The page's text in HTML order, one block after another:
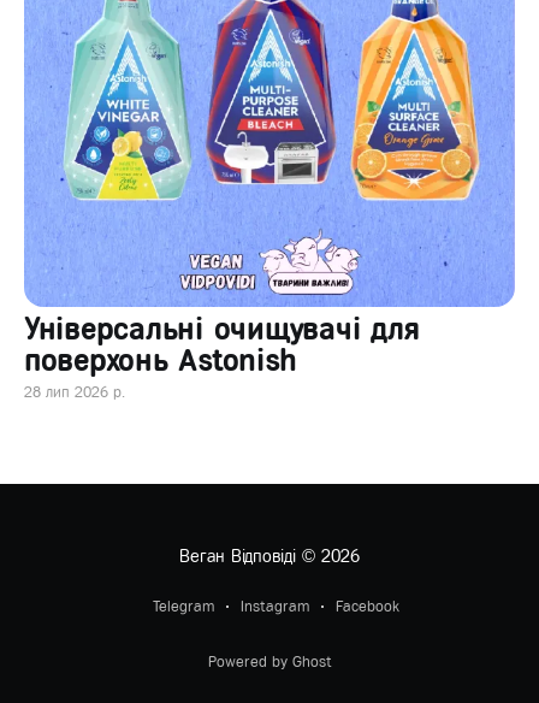
Універсальні очищувачі для
поверхонь Astonish
28 лип 2026 р.
Веган Відповіді© 2026
Telegram Instagram Facebook
Powered by Ghost